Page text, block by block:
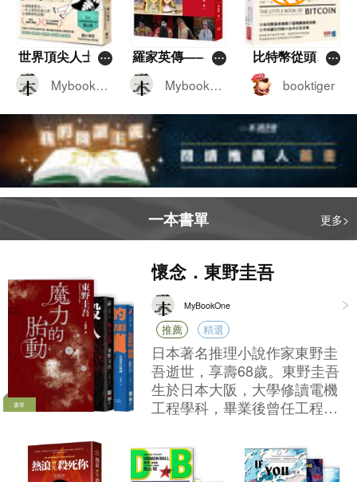
場企業精心策劃的文字遊戲？ 這本
書的幾位作者——霍善衡博士、潘
悅琪博士和蘇文傑律師，不是來跟
你講環保大道理、灌心靈雞湯的。
他們是拿著法庭文件和監管機構的
調查報告，直接把那些華麗的公關
外衣給扒了下來。書裡提到了一個
核心詞彙，叫「漂綠」（Greenwas
hing）。什麼是漂綠呢？簡單來說，
就是有些企業用誇大、甚至誤導性
SG（環境、社會和管治）的假象。
比如某間公司可能大肆宣傳自己種
了幾棵樹，高喊著「碳中和」，卻
絕口不提自家工廠背後到底排放了
多少溫室氣體；又或者你買的那瓶
所謂「100%天然」飲料，仔細一看
成分表，全是糖漿和化學添加劑。
對於經常留意市場動態和投資環境
的人來說，這本書看得人是直冒冷
汗。在香港這樣一個國際金融中
心，如果ESG變成了一種純粹的包
買的一杯飲料、一塊肉，而是會直
接動搖整個市場的投資信心，甚至
世界頂尖人士如
何度過他們的
「假日」——被
媒體譽為一年之
初的必讀之書，
引發壓倒性話題
Mybookon
羅家英傳——由
舞台上的關公到
鎂光燈下的唐僧
Mybookon
比特幣從頭學
——比特幣投資
家帶你看懂華爾
街怎麼解讀比特
幣及未來的投資
布局
booktiger
一本書單 更多>
書單
懷念．東野圭吾
MyBookOne
推薦 精選
日本著名推理小說作家東野圭
吾逝世，享壽68歲。東野圭吾
生於日本大阪，大學修讀電機
工程學科，畢業後曾任工程
小說，於工餘時間堅持小說創
作，至1985年憑《放學後》榮